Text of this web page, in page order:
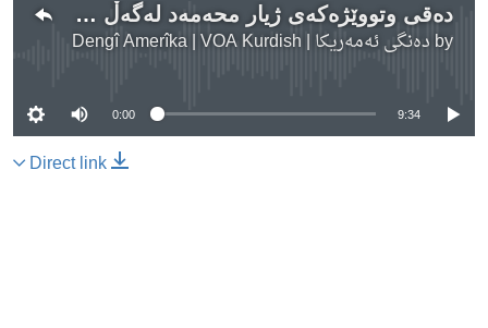
دەقی وتووێژەکەی ژیار محەمەد لەگەڵ نادر ڕۆستەم Jul 26-021
by دەنگی ئەمەریکا | Dengî Amerîka | VOA Kurdish
No media source currently available
0:00 9:34
Direct link